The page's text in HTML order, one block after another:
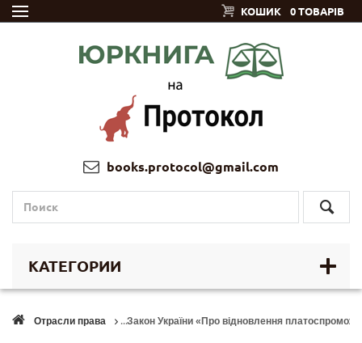
КОШИК 0 ТОВАРІВ
books.protocol@gmail.com
КАТЕГОРИИ
Отрасли права Закон України «Про відновлення